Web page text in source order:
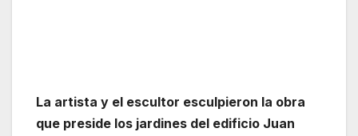
La artista y el escultor esculpieron la obra
que preside los jardines del edificio Juan